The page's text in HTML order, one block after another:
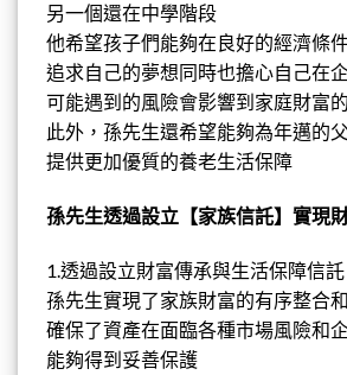
另一個還在中學階段
他希望孩子們能夠在良好的經濟條
追求自己的夢想同時也擔心自己在
可能遇到的風險會影響到家庭財富的
此外，孫先生還希望能夠為年邁的
提供更加優質的養老生活保障
孫先生透過設立【家族信託】實現
1.透過設立財富傳承與生活保障信託
孫先生實現了家族財富的有序整合
確保了資產在面臨各種市場風險和
能夠得到妥善保護